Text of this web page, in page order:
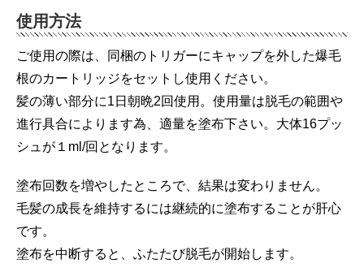
使用方法
ご使用の際は、同梱のトリガーにキャップを外した爆毛
根のカートリッジをセットし使用ください。
髪の薄い部分に1日朝晩2回使用。使用量は脱毛の範囲や
進行具合によります為、適量を塗布下さい。大体16プッ
シュが１ml/回となります。
塗布回数を増やしたところで、結果は変わりません。
毛髪の成長を維持するには継続的に塗布することが肝心
です。
塗布を中断すると、ふたたび脱毛が開始します。